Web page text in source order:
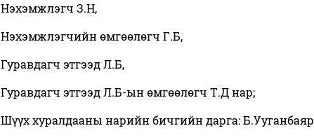
Нэхэмжлэгч З.Н,
Нэхэмжлэгчийн өмгөөлөгч Г.Б,
Гуравдагч этгээд Л.Б,
Гуравдагч этгээд Л.Б-ын өмгөөлөгч Т.Д нар;
Шүүх хуралдааны нарийн бичгийн дарга: Б.Ууганбаяр